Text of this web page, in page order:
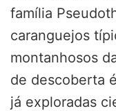
família
caranguejos
montanhosos
de descoberta
já exploradas